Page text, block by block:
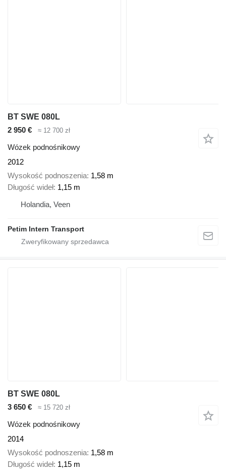
BT SWE 080L
2 950 €
≈ 12 700 zł
Wózek podnośnikowy
2012
Wysokość podnoszenia 1,58 m
Długość wideł 1,15 m
Holandia, Veen
Petim Intern Transport
BT SWE 080L
3 650 €
≈ 15 720 zł
Wózek podnośnikowy
2014
Wysokość podnoszenia 1,58 m
Długość wideł 1,15 m